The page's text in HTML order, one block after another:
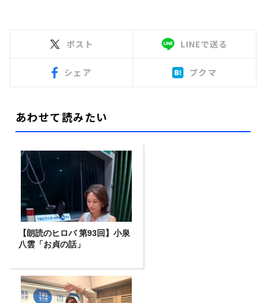
ポスト LINEで送る
シェア ブクマ
あわせて読みたい
【朗読のヒロバ 第93回】小泉
八雲「お貞の話」